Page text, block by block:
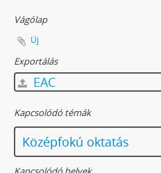
Vágólap
Új
Exportálás
EAC
Kapcsolódó témák
Középfokú oktatás